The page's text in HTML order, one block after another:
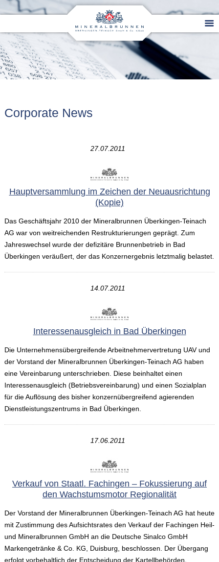
Corporate News
27.07.2011
Hauptversammlung im Zeichen der Neuausrichtung
(Kopie)
Das Geschäftsjahr 2010 der Mineralbrunnen Überkingen-Teinach
AG war von weitreichenden Restrukturierungen geprägt. Zum
Jahreswechsel wurde der defizitäre Brunnenbetrieb in Bad
Überkingen veräußert, der das Konzernergebnis letztmalig belastet.
14.07.2011
Interessenausgleich in Bad Überkingen
Die Unternehmensübergreifende Arbeitnehmervertretung UAV und
der Vorstand der Mineralbrunnen Überkingen-Teinach AG haben
eine Vereinbarung unterschrieben. Diese beinhaltet einen
Interessenausgleich (Betriebsvereinbarung) und einen Sozialplan
für die Auflösung des bisher konzernübergreifend agierenden
Dienstleistungszentrums in Bad Überkingen.
17.06.2011
Verkauf von Staatl. Fachingen – Fokussierung auf
den Wachstumsmotor Regionalität
Der Vorstand der Mineralbrunnen Überkingen-Teinach AG hat heute
mit Zustimmung des Aufsichtsrates den Verkauf der Fachingen Heil-
und Mineralbrunnen GmbH an die Deutsche Sinalco GmbH
Markengetränke & Co. KG, Duisburg, beschlossen. Der Übergang
erfolgt vorbehaltlich der Entscheidung der Kartellbehörden.